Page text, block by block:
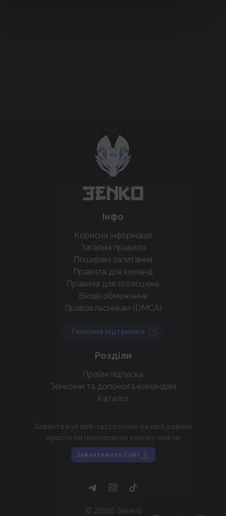
крутих нововведень
Підтримати проєкт
Інфо
Корисна інформація
Загальні правила
Поширені запитання
Правила для команд
Правила для оголошень
Вікові обмеження
Правовласникам (DMCA)
Технічна підтримка
Розділи
Прайм підписка
Зенкоїни та допомога командам
Каталог
Завантажуй веб-застосунок на свій девайс
просто натиснувши на кнопку нижче
Завантажити Сайт
© 2026 Зенко